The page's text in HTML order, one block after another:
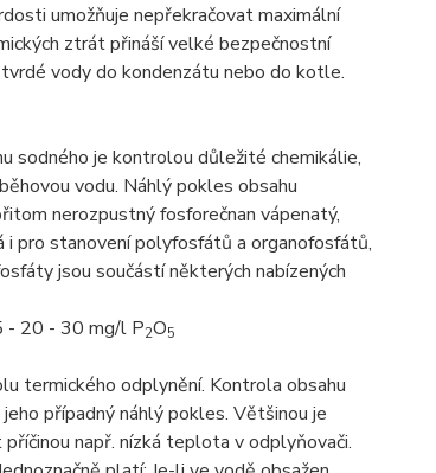
umožňuje nepřekračovat maximální
ztrát přináší velké bezpečnostní
vody do kondenzátu nebo do kotle.
sodného je kontrolou důležité chemikálie,
vodu. Náhlý pokles obsahu
nerozpustný fosforečnan vápenatý,
pro stanovení polyfosfátů a organofosfátů,
jsou součástí některých nabízených
- 20 - 30 mg/l P2O5
termického odplynění. Kontrola obsahu
případný náhlý pokles. Většinou je
např. nízká teplota v odplyňovači.